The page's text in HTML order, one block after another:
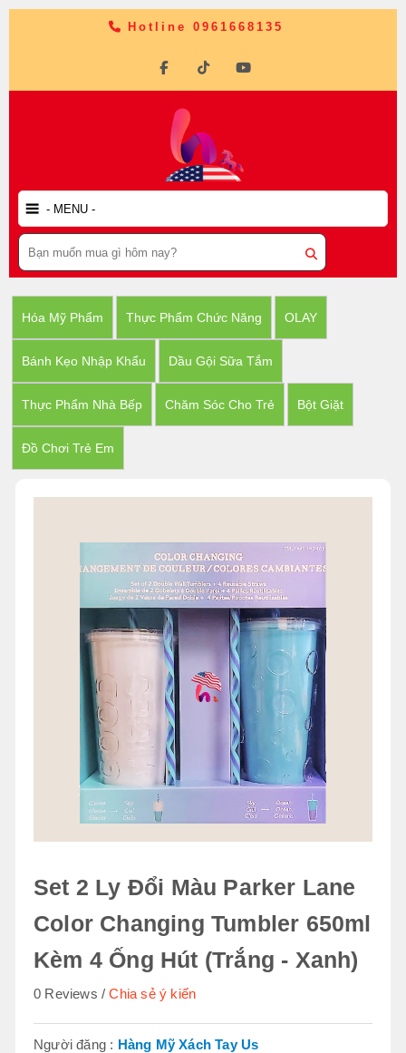
Hotline 0961668135
Hóa Mỹ Phẩm Thực Phẩm Chức Năng OLAY
Bánh Kẹo Nhập Khẩu Dầu Gội Sữa Tắm
Thực Phẩm Nhà Bếp Chăm Sóc Cho Trẻ Bột Giặt
Đồ Chơi Trẻ Em
Set 2 Ly Đổi Màu Parker Lane
Color Changing Tumbler 650ml
Kèm 4 Ống Hút (Trắng - Xanh)
0 Reviews Chia sẻ ý kiến
Người đăng : Hàng Mỹ Xách Tay Us